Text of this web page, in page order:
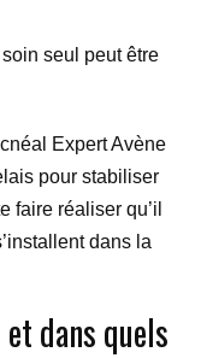
seul peut être
Expert Avène
pour stabiliser
faire réaliser qu’il
dans la
dans quels